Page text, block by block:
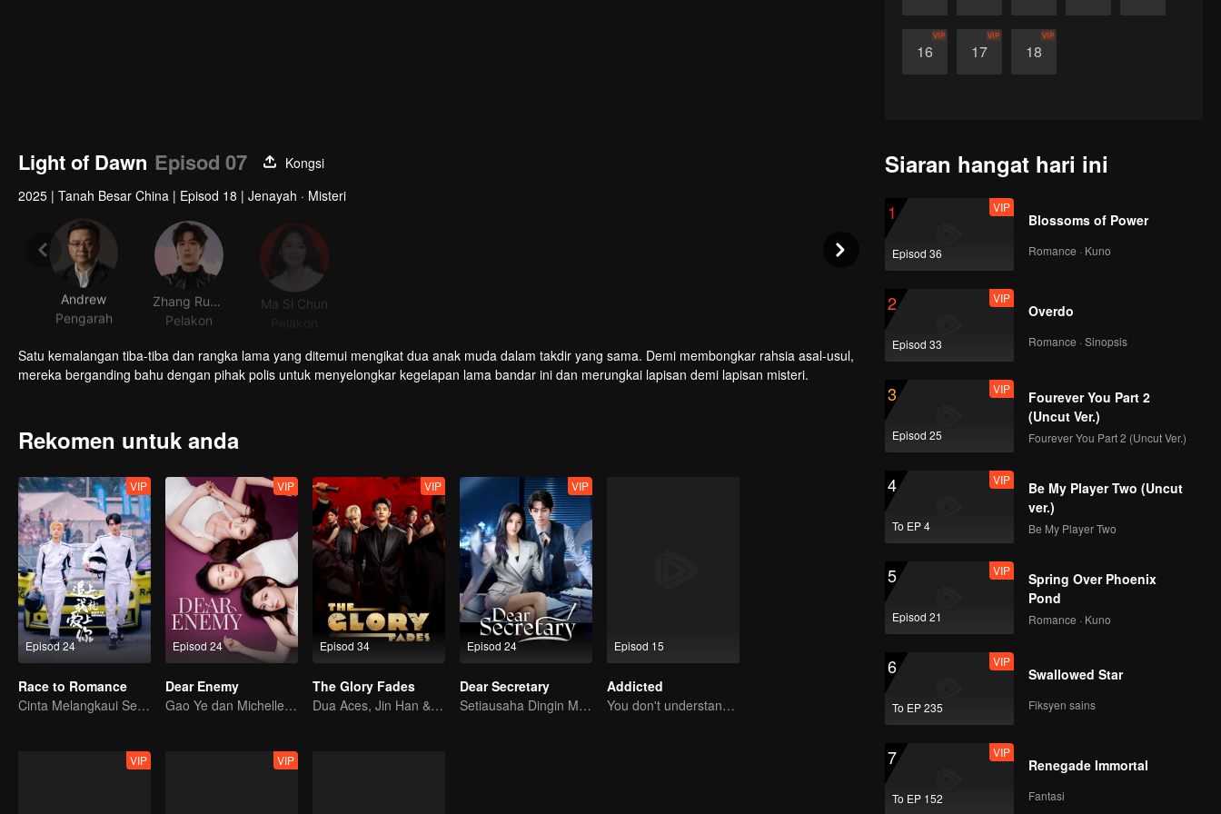
16
VIP
17
VIP
18
VIP
Light of Dawn Episod 07
Kongsi
2025 | Tanah Besar China | Episod 18 | Jenayah · Misteri
Andrew
Pengarah
Pelakon
Ma Si Chun
Satu kemalangan tiba-tiba dan rangka lama yang ditemui mengikat dua anak muda dalam takdir yang sama. Demi membongkar rahsia asal-usul,
mereka berganding bahu dengan pihak polis untuk menyelongkar kegelapan lama bandar ini dan merungkai lapisan demi lapisan misteri.
Rekomen untuk anda
Episod 24
VIP
Race to Romance
Cinta Melangkaui Sempadan, Bersatu Demi Kejayaan
Episod 24
VIP
Dear Enemy
Gao Ye dan Michelle Chen membalas dendam sebagai sahabat sejati.
Episod 34
VIP
The Glory Fades
Dua Aces, Jin Han & Zhou Junwei, Menakluk Dunia!
Episod 24
VIP
Dear Secretary
Setiausaha Dingin Menguasai Bos Jelita!
Episod 15
Addicted
You don't understand, It's also love
VIP VIP
Siaran hangat hari ini
1
Episod 36
VIP
Blossoms of Power
Romance · Kuno
2
Episod 33
VIP
Overdo
Romance · Sinopsis
3
Episod 25
VIP
Fourever You Part 2
(Uncut Ver.)
Fourever You Part 2 (Uncut Ver.)
4
To EP 4
VIP
Be My Player Two (Uncut
ver.)
Be My Player Two
5
Episod 21
VIP
Spring Over Phoenix
Pond
Romance · Kuno
6
To EP 235
VIP
Swallowed Star
Fiksyen sains
7
To EP 152
VIP
Renegade Immortal
Fantasi